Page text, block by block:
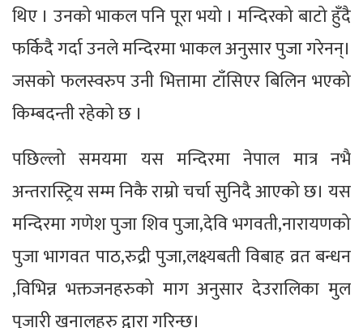
थिए । उनको भाकल पनि पूरा भयो । मन्दिरको बाटो हुँदै
फर्किदै गर्दा उनले मन्दिरमा भाकल अनुसार पुजा गरेनन्।
जसको फलस्वरुप उनी भित्तामा टाँसिएर बिलिन भएको
किम्बदन्ती रहेको छ ।
पछिल्लो समयमा यस मन्दिरमा नेपाल मात्र नभै
अन्तरास्ट्रिय सम्म निकै राम्रो चर्चा सुनिदै आएको छ। यस
मन्दिरमा गणेश पुजा शिव पुजा,देवि भगवती,नारायणको
पुजा भागवत पाठ,रुद्री पुजा,लक्ष्यबती विबाह व्रत बन्धन
,विभिन्न भक्तजनहरुको माग अनुसार देउरालिका मुल
पुजारी खनालहरु द्वारा गरिन्छ।